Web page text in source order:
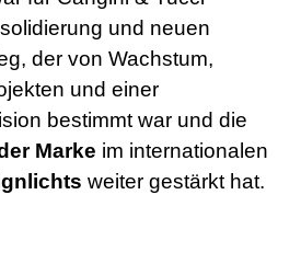
und neuen
der von Wachstum,
und einer
bestimmt war und die
Marke im internationalen
weiter gestärkt hat.